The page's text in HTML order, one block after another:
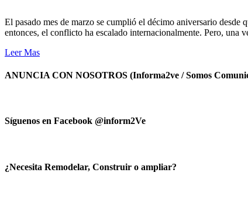
El pasado mes de marzo se cumplió el décimo aniversario
entonces, el conflicto ha escalado internacionalmente. Pero, una
Leer Mas
ANUNCIA CON NOSOTROS (Informa2ve / Somos
Síguenos en Facebook @inform2Ve
¿Necesita Remodelar, Construir o ampliar?